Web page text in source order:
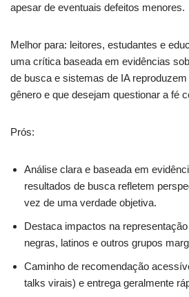
apesar de eventuais defeitos menores.
Melhor para: leitores, estudantes e
uma crítica baseada em evidências
de busca e sistemas de IA
gênero e que desejam questionar a fé
Prós:
Análise clara e baseada em
resultados de busca refletem
vez de uma verdade objetiva.
Destaca impactos na
negras, latinos e outros grupos
Caminho de recomendação
talks virais) e entrega geralmente